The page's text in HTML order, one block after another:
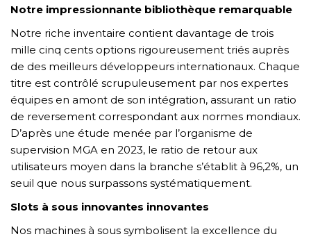
Notre impressionnante bibliothèque remarquable
Notre riche inventaire contient davantage de trois
mille cinq cents options rigoureusement triés auprès
de des meilleurs développeurs internationaux. Chaque
titre est contrôlé scrupuleusement par nos expertes
équipes en amont de son intégration, assurant un ratio
de reversement correspondant aux normes mondiaux.
D’après une étude menée par l’organisme de
supervision MGA en 2023, le ratio de retour aux
utilisateurs moyen dans la branche s’établit à 96,2%, un
seuil que nous surpassons systématiquement.
Slots à sous innovantes innovantes
Nos machines à sous symbolisent la excellence du